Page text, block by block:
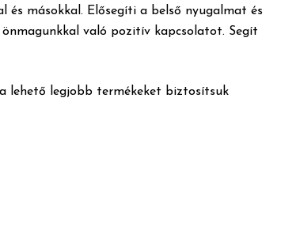
lehető legjobb termékeket biztosítsuk
másokkal. Elősegíti a belső nyugalmat és
való pozitív kapcsolatot. Segít